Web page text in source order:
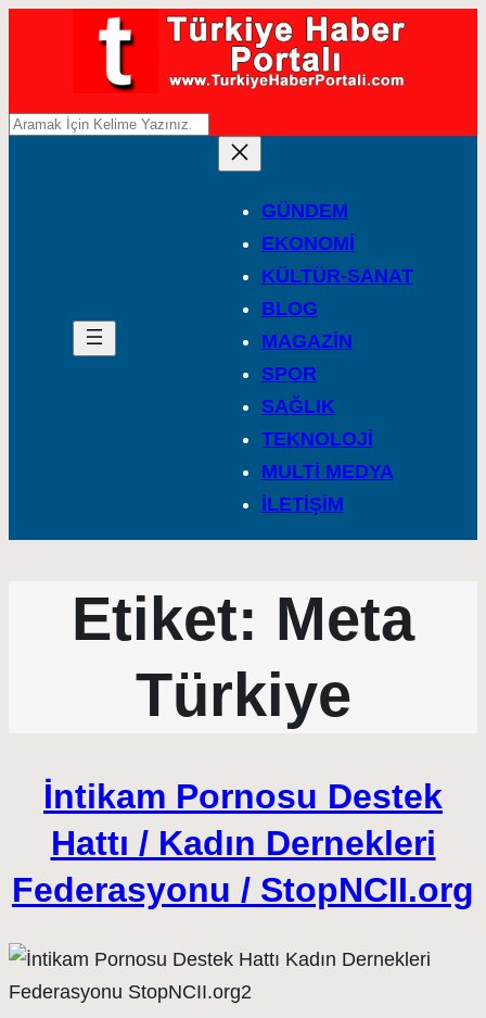
A
GÜNDEM
EKONOMİ
KÜLTÜR-SANAT
BLOG
MAGAZİN
SPOR
SAĞLIK
TEKNOLOJİ
MULTİ MEDYA
İLETİŞİM
Etiket: Meta
Türkiye
İntikam Pornosu Destek
Hattı / Kadın Dernekleri
Federasyonu / StopNCII.org